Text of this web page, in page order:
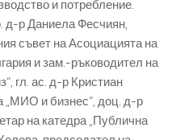
и потребление.
д-р Даниела Фесчиян,
съвет на Асоциацията на
и зам.-ръководител на
гл. ас. д-р Кристиан
„МИО и бизнес“, доц. д-р
на катедра „Публична